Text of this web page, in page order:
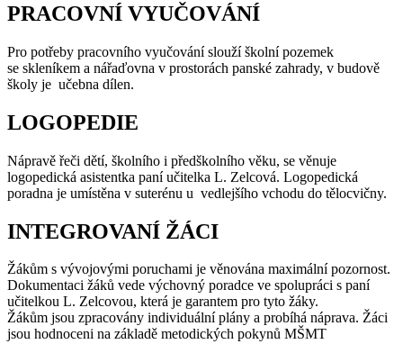
PRACOVNÍ VYUČOVÁNÍ
Pro potřeby pracovního vyučování slouží školní pozemek
se skleníkem a nářaďovna v prostorách panské zahrady, v budově
školy je učebna dílen.
LOGOPEDIE
Nápravě řeči dětí, školního i předškolního věku, se věnuje
logopedická asistentka paní učitelka L. Zelcová. Logopedická
poradna je umístěna v suterénu u vedlejšího vchodu do tělocvičny.
INTEGROVANÍ ŽÁCI
Žákům s vývojovými poruchami je věnována maximální pozornost.
Dokumentaci žáků vede výchovný poradce ve spolupráci s paní
učitelkou L. Zelcovou, která je garantem pro tyto žáky.
Žákům jsou zpracovány individuální plány a probíhá náprava. Žáci
jsou hodnoceni na základě metodických pokynů MŠMT